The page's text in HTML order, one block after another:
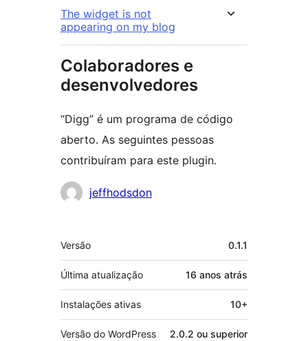
The widget is not
appearing on my blog
Colaboradores e
desenvolvedores
“Digg” é um programa de código
aberto. As seguintes pessoas
contribuíram para este plugin.
Colaboradores
jeffhodsdon
Meta
Versão 0.1.1
Última atualização 16 anos atrás
Instalações ativas 10+
Versão do WordPress 2.0.2 ou superior